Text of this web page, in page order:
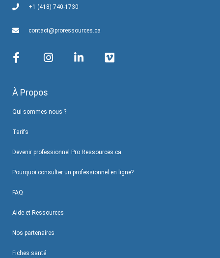
+1 (418) 740-1730
contact@proressources.ca
À Propos
Qui sommes-nous ?
Tarifs
Devenir professionnel Pro Ressources.ca
Pourquoi consulter un professionnel en ligne?
FAQ
Aide et Ressources
Nos partenaires
Fiches santé